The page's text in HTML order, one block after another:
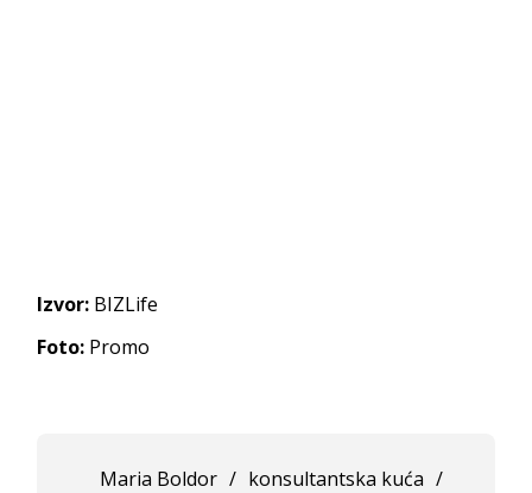
Izvor: BIZLife
Foto: Promo
Maria Boldor / konsultantska kuća /